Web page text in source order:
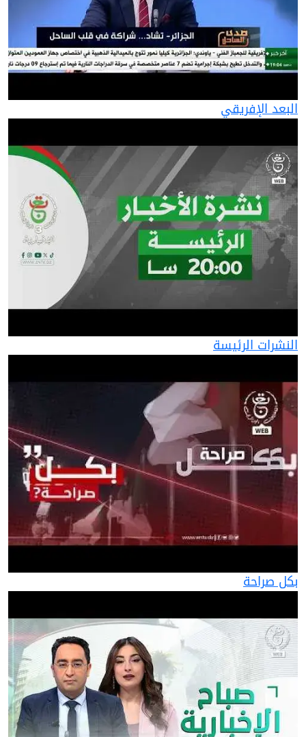
البعد الإفريقي
النشرات الرئيسة
بكل صراحة